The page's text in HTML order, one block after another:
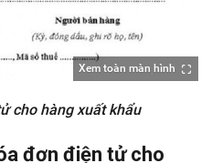
Xem toàn màn hình
cho hàng xuất khẩu
đơn điện tử cho